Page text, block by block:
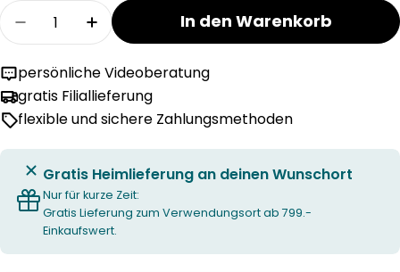
Menge
Menge für ARTDELIGHT PRESTON
Menge für ARTDELIGHT PRESTON
In den Warenkorb
persönliche Videoberatung
gratis Filiallieferung
flexible und sichere Zahlungsmethoden
Gratis Heimlieferung an deinen Wunschort
Nur für kurze Zeit:
Gratis Lieferung zum Verwendungsort ab 799.-
Einkaufswert.